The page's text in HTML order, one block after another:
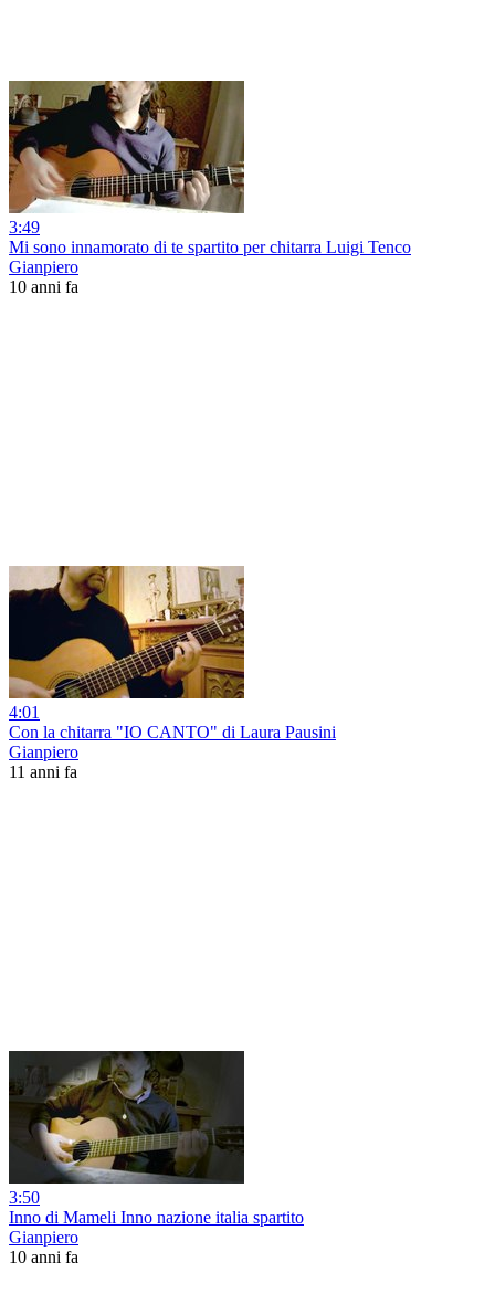
3:49
Mi sono innamorato di te spartito per chitarra Luigi Tenco
Gianpiero
10 anni fa
4:01
Con la chitarra "IO CANTO" di Laura Pausini
Gianpiero
11 anni fa
3:50
Inno di Mameli Inno nazione italia spartito
Gianpiero
10 anni fa